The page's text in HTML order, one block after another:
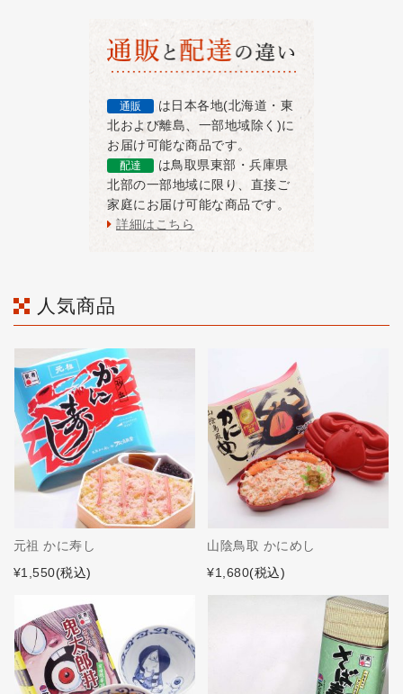
通販
は日本各地(北海道・東
北および離島、一部地域除く)に
お届け可能な商品です。
配達
は鳥取県東部・兵庫県
北部の一部地域に限り、直接ご
家庭にお届け可能な商品です。
詳細はこちら
人気商品
元祖 かに寿し
¥1,550(税込)
山陰鳥取 かにめし
¥1,680(税込)